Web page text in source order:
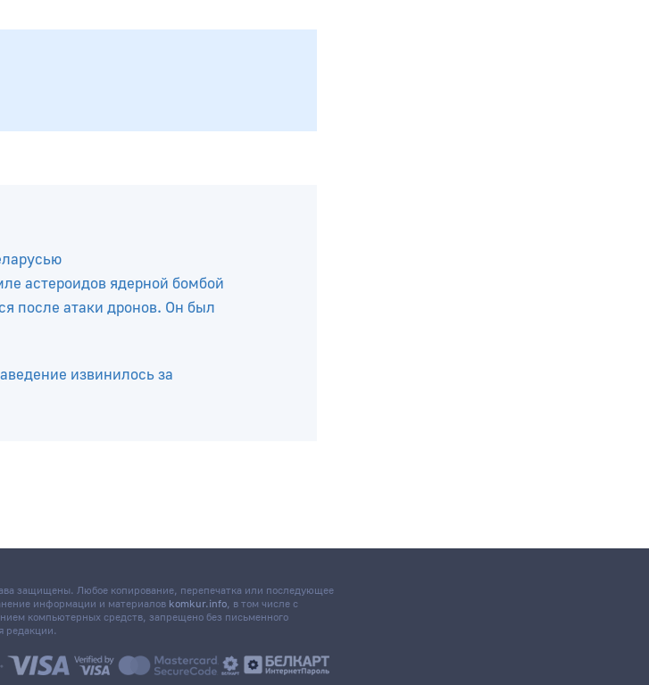
астероидов ядерной бомбой
после атаки дронов. Он был
защищены. Любое копирование, перепечатка или последующее
информации и материаловkomkur.info, в том числе с